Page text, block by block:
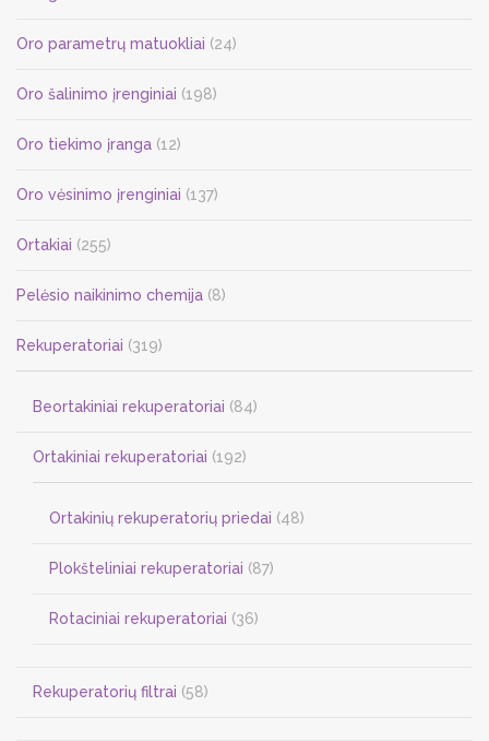
Oro parametrų matuokliai (24)
Oro šalinimo įrenginiai (198)
Oro tiekimo įranga (12)
Oro vėsinimo įrenginiai (137)
Ortakiai (255)
Pelėsio naikinimo chemija (8)
Rekuperatoriai (319)
Beortakiniai rekuperatoriai (84)
Ortakiniai rekuperatoriai (192)
Ortakinių rekuperatorių priedai (48)
Plokšteliniai rekuperatoriai (87)
Rotaciniai rekuperatoriai (36)
Rekuperatorių filtrai (58)